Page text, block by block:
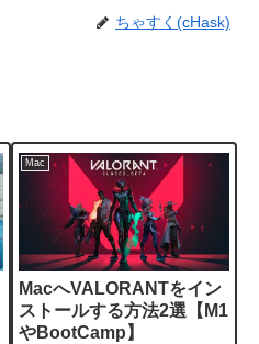
ちゃすく(cHask)
Mac
MacへVALORANTをイン
ストールする方法2選【M1
やBootCamp】